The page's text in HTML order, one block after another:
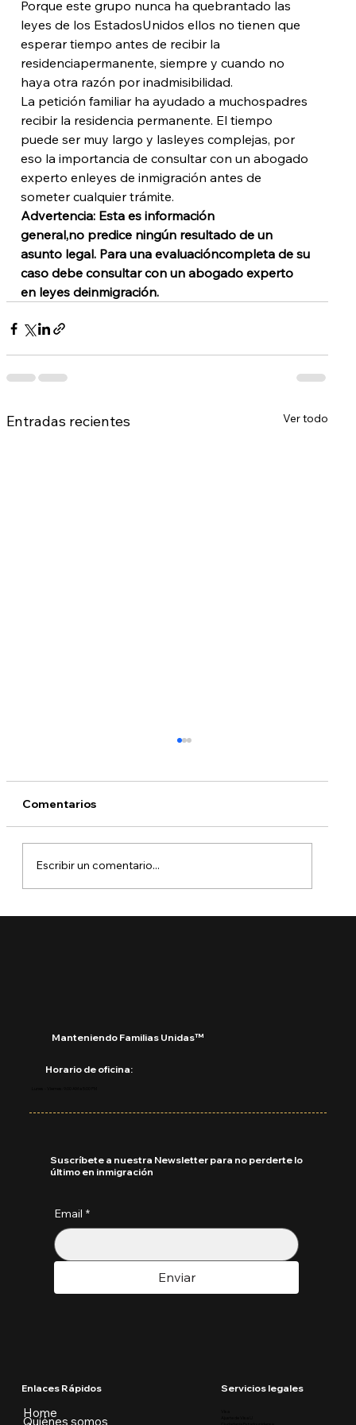
Porque este grupo nunca ha quebrantado las
leyes de los EstadosUnidos ellos no tienen que
esperar tiempo antes de recibir la
residenciapermanente, siempre y cuando no
haya otra razón por inadmisibilidad.
La petición familiar ha ayudado a muchospadres
recibir la residencia permanente. El tiempo
puede ser muy largo y lasleyes complejas, por
eso la importancia de consultar con un abogado
experto enleyes de inmigración antes de
someter cualquier trámite.
Advertencia: Esta es información
general,no predice ningún resultado de un
asunto legal. Para una evaluacióncompleta de su
caso debe consultar con un abogado experto
en leyes deinmigración.
Entradas recientes Ver todo
¿Qué está pasando con DACA?
Comentarios
Escribir un comentario...
Manteniendo Familias Unidas™
Horario de oficina:
Email *
Enviar
Suscríbete a nuestra Newsletter para no perderte lo
último en inmigración
Enlaces Rápidos
Home
Quiénes somos
Servicios legales